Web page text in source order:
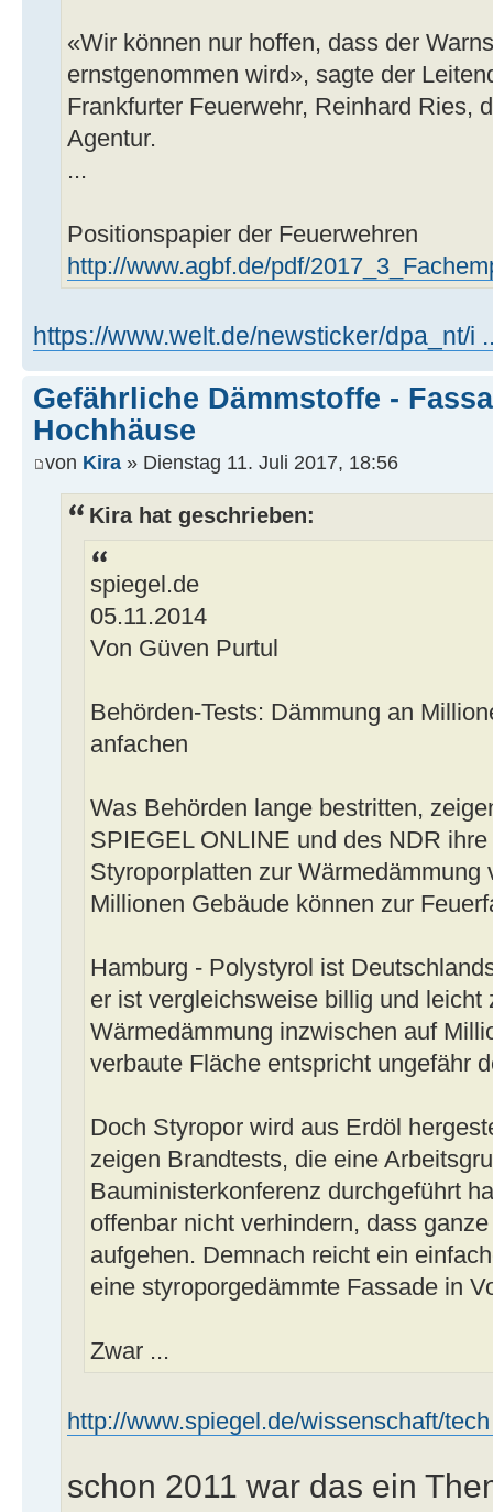
«Wir können nur hoffen, dass der
ernstgenommen wird», sagte der
Frankfurter Feuerwehr, Reinhard Ries,
Agentur.
...
Positionspapier der Feuerwehren
http://www.agbf.de/pdf/
https://www.welt.de/newsticker/dpa_nt/i
Gefährliche Dämmstoffe -
Hochhäuse
von Kira » Dienstag 11. Juli 2017, 18:56
Kira hat geschrieben:
spiegel.de
05.11.2014
Von Güven Purtul
Behörden-Tests: Dämmung an
anfachen
Was Behörden lange bestritten,
SPIEGEL ONLINE und des NDR
Styroporplatten zur
Millionen Gebäude können zur
Hamburg - Polystyrol ist
er ist vergleichsweise billig und
Wärmedämmung inzwischen auf
verbaute Fläche entspricht ungefähr
Doch Styropor wird aus Erdöl
zeigen Brandtests, die eine
Bauministerkonferenz durchgeführt
offenbar nicht verhindern, dass
aufgehen. Demnach reicht ein
eine styroporgedämmte Fassade in
Zwar ...
http://www.spiegel.de/wissenschaft/
schon 2011 war das ein